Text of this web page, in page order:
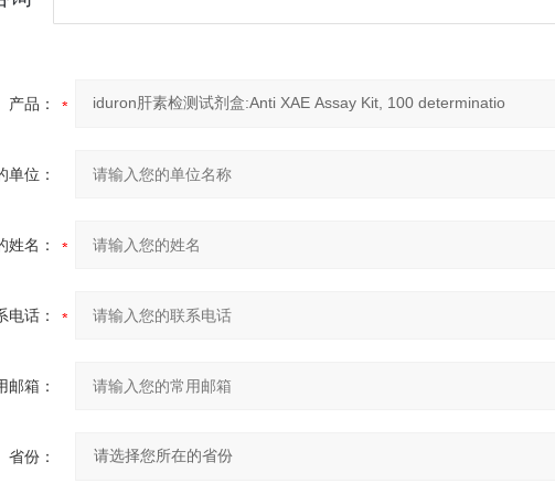
产品：
单位：
姓名：
电话：
邮箱：
省份：